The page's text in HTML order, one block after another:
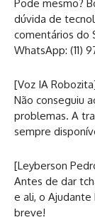
Pode mesmo?
dúvida de
comentários do
WhatsApp: (11)
[Voz IA
Não conseguiu
problemas. A
sempre
[Leyberson
Antes de dar
e ali, o
breve!